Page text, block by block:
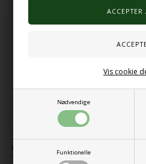
Nødvendige
Funktionelle
Vis cookie
Muslingeskaller blandet pakke
900g